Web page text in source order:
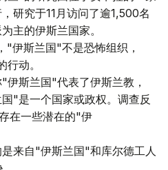
研究于11月访问了逾1,500名
主的伊斯兰国家。
伊斯兰国"不是恐怖组织，
动。
斯兰国"代表了伊斯兰教，
"是一个国家或政权。调查反
在一些潜在的"伊
来自"伊斯兰国"和库尔德工人